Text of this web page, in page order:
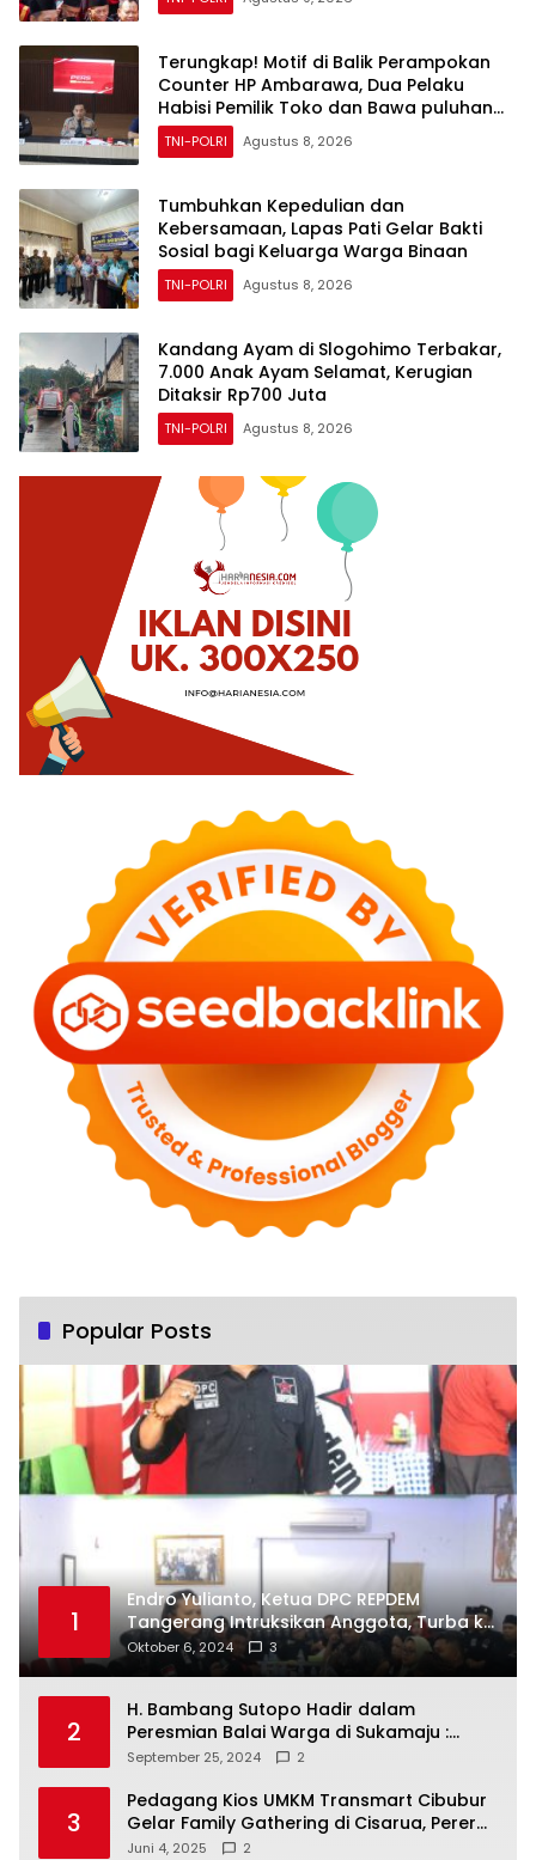
Ancaman Zaman
Terungkap! Motif di Balik Perampokan
Counter HP Ambarawa, Dua Pelaku
Habisi Pemilik Toko dan Bawa puluhan
HP
TNI-POLRI Agustus 8, 2026
Tumbuhkan Kepedulian dan
Kebersamaan, Lapas Pati Gelar Bakti
Sosial bagi Keluarga Warga Binaan
TNI-POLRI Agustus 8, 2026
Kandang Ayam di Slogohimo Terbakar,
7.000 Anak Ayam Selamat, Kerugian
Ditaksir Rp700 Juta
TNI-POLRI Agustus 8, 2026
Popular Posts
1
Endro Yulianto, Ketua DPC REPDEM
Tangerang Intruksikan Anggota, Turba ke
Masyarakat Dan Jalani Apa Yang di
Putuskan RAKERCABSUS
Oktober 6, 2024 3
2
H. Bambang Sutopo Hadir dalam
Peresmian Balai Warga di Sukamaju :
Wadah Baru untuk Kolaborasi dan
September 25, 2024 2
3
Pedagang Kios UMKM Transmart Cibubur
Gelar Family Gathering di Cisarua, Pererat
Silaturahmi dan Kekompakan
Juni 4, 2025 2